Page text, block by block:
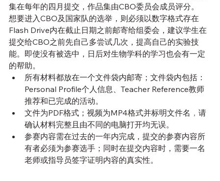
集在每年的四月提交，作品集由CBO委员会成员评分。
想要进入CBO及国家队的选举，则必须以数字格式存在
Flash Drive内在截止日期之前邮寄给组委会，建议学生在
提交给CBO之前先自己多尝试几次，提高自己的实验技
能。即使没有被选中，日后对生物学科的学习也会有一定
的帮助。
所有材料都放在一个文件袋内邮寄；文件袋内包括：
Personal Profile个人信息、Teacher Reference教师
推荐和已完成的活动。
文件为PDF格式；视频为MP4格式并标明文件名 ， 请
确认材料完整且由不同的电脑打开均无误。
参赛内容需在过去的一年内完成，提交的参赛内容所
有者必须为参赛选手；同时在提交内容时，需要一名
老师或指导员签字证明内容的真实性。